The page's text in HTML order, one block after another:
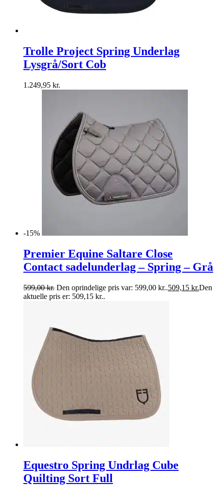
Trolle Project Spring Underlag
Lysgrå/Sort Cob
1.249,95 kr.
-15%
Premier Equine Saltare Close
Contact sadelunderlag – Spring – Grå
599,00kr. Den oprindelige pris var: 599,00 kr..509,15 kr.Den
aktuelle pris er: 509,15 kr..
Equestro Spring Undrlag Cube
Quilting Sort Full